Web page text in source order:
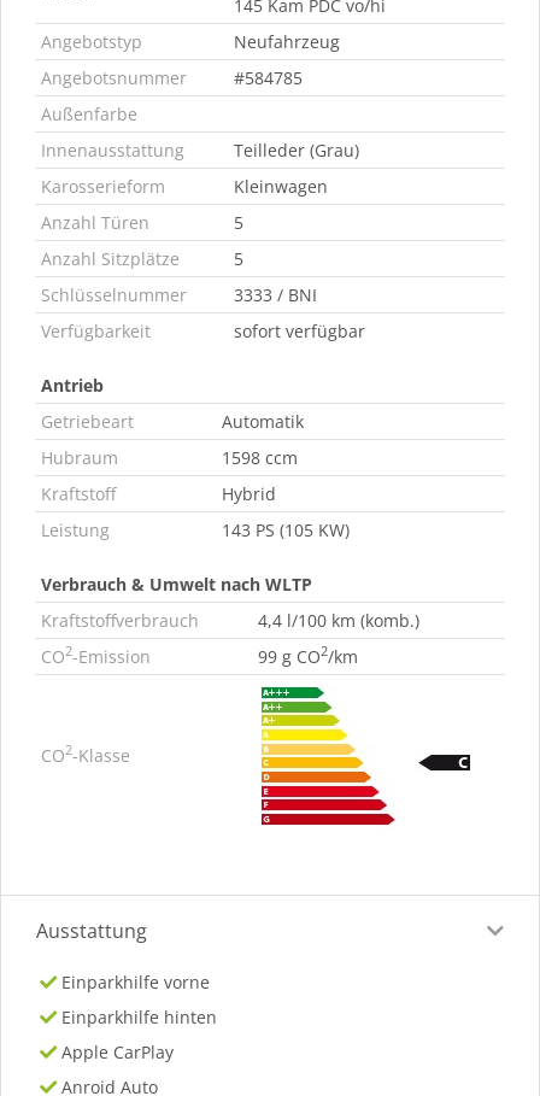
145 Kam PDC vo/hi
Angebotstyp
Neufahrzeug
Angebotsnummer
#584785
Außenfarbe
Innenausstattung
Teilleder (Grau)
Karosserieform
Kleinwagen
Anzahl Türen
5
Anzahl Sitzplätze
5
Schlüsselnummer
3333 / BNI
Verfügbarkeit
sofort verfügbar
Antrieb
Getriebeart
Automatik
Hubraum
1598 ccm
Kraftstoff
Hybrid
Leistung
143 PS (105 KW)
Verbrauch & Umwelt nach WLTP
Kraftstoffverbrauch
4,4 l/100 km (komb.)
CO2-Emission 99 g CO2/km
CO2-Klasse
Ausstattung
Einparkhilfe vorne
Einparkhilfe hinten
Apple CarPlay
Anroid Auto